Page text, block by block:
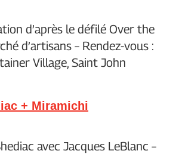
d’après le défilé Over the
d’artisans – Rendez-vous :
Village, Saint John
+ Miramichi
avec Jacques LeBlanc –